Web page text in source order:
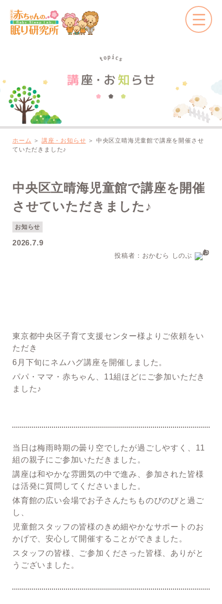
ホーム ＞ 講座・お知らせ ＞ 中央区立晴海児童館で講座を開催させ
ていただきました♪
中央区立晴海児童館で講座を開催
させていただきました♪
お知らせ
2026.7.9
投稿者：おかむら しのぶ
東京都中央区子育て支援センター様よりご依頼をい
ただき
6月下旬にネムハグ講座を開催しました。
パパ・ママ・赤ちゃん、11組ほどにご参加いただき
ました♪
当日は梅雨時期の曇り空でしたが過ごしやすく、11
組の親子にご参加いただきました。
講座は和やかな雰囲気の中で進み、参加された皆様
は活発に質問してくださいました。
体育館の広い会場でお子さんたちものびのびと過ご
し、
児童館スタッフの皆様のきめ細やかなサポートのお
かげで、安心して開催することができました。
スタッフの皆様、ご参加くださった皆様、ありがと
うございました。